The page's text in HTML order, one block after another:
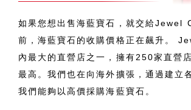
如果您想出售海藍寶石，就交給Jewel
前，海藍寶石的收購價格正在飆升。
內最大的直營店之一，擁有250家直營
最高。我們也在向海外擴張，通過建立
我們能夠以高價採購海藍寶石。